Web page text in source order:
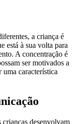
a criança é
está à sua volta para
A concentração é
ser motivados a
uma característica
desenvolvam